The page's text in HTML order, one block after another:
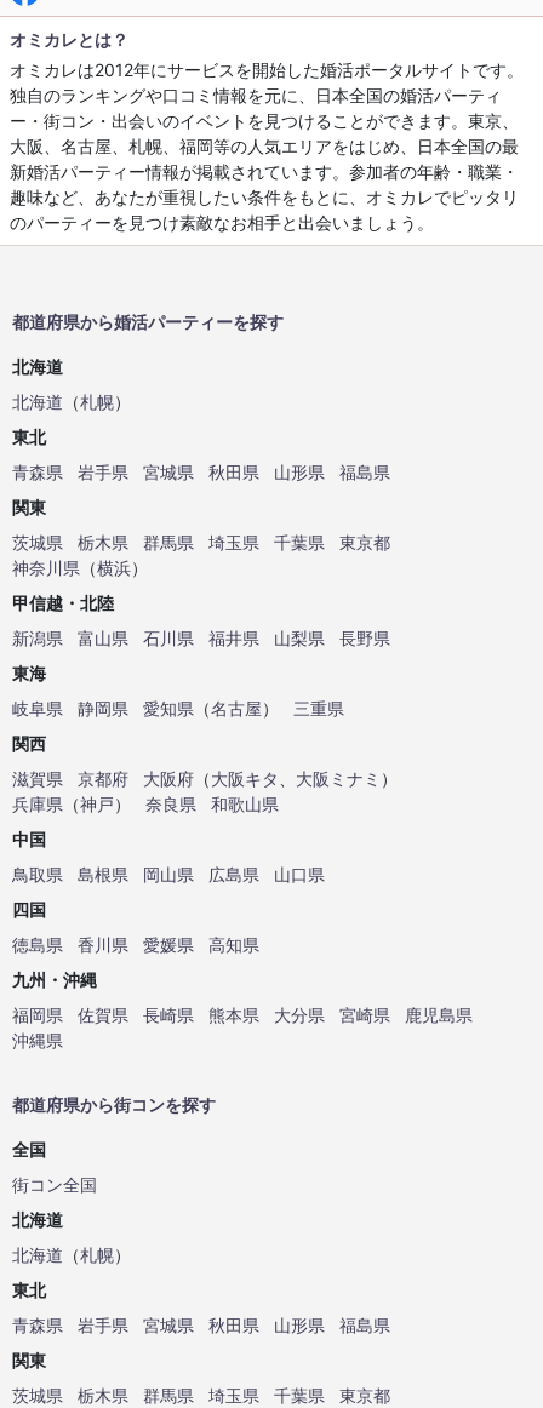
オミカレとは？
オミカレは2012年にサービスを開始した婚活ポータルサイトです。
独自のランキングや口コミ情報を元に、日本全国の婚活パーティ
ー・街コン・出会いのイベントを見つけることができます。東京、
大阪、名古屋、札幌、福岡等の人気エリアをはじめ、日本全国の最
新婚活パーティー情報が掲載されています。参加者の年齢・職業・
趣味など、あなたが重視したい条件をもとに、オミカレでピッタリ
のパーティーを見つけ素敵なお相手と出会いましょう。
都道府県から婚活パーティーを探す
北海道
北海道 （札幌）
東北
青森県
岩手県 宮城県 秋田県 山形県
福島県
関東
茨城県
栃木県 群馬県 埼玉県 千葉県
東京都
神奈川県 （横浜）
甲信越・北陸
新潟県
富山県 石川県 福井県 山梨県
長野県
東海
岐阜県
静岡県 愛知県 （名古屋）
三重県
関西
滋賀県
京都府 大阪府 （大阪キタ、 大阪ミナミ ）
兵庫県 （神戸） 奈良県
和歌山県
中国
鳥取県
島根県 岡山県 広島県
山口県
四国
徳島県
香川県 愛媛県
高知県
九州・沖縄
福岡県
佐賀県 長崎県 熊本県 大分県 宮崎県
鹿児島県
沖縄県
都道府県から街コンを探す
全国
街コン全国
北海道
北海道 （札幌）
東北
青森県
岩手県 宮城県 秋田県 山形県
福島県
関東
茨城県
栃木県 群馬県 埼玉県 千葉県
東京都